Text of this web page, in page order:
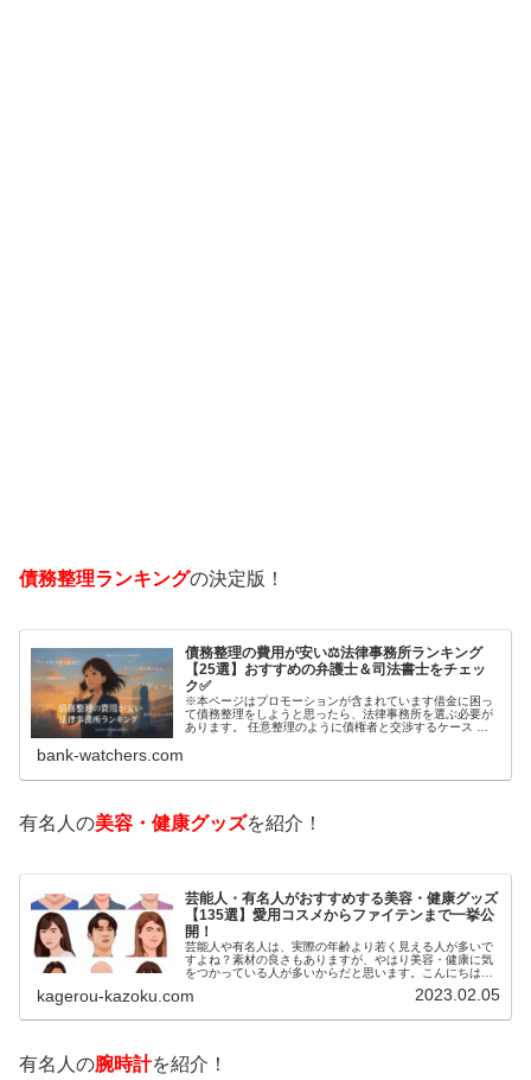
債務整理ランキングの決定版！
債務整理の費用が安い⚖️法律事務所ランキング
【25選】おすすめの弁護士＆司法書士をチェッ
ク✅
※本ページはプロモーションが含まれています借金に困っ
て債務整理をしようと思ったら、法律事務所を選ぶ必要が
あります。 任意整理のように債権者と交渉するケース 自
bank-watchers.com
有名人の美容・健康グッズを紹介！
芸能人・有名人がおすすめする美容・健康グッズ
【135選】愛用コスメからファイテンまで一挙公
開！
芸能人や有名人は、実際の年齢より若く見える人が多いで
すよね？素材の良さもありますが、やはり美容・健康に気
をつかっている人が多いからだと思います。こんにちは！
いるのでしょうか？今回は、芸能人…
kagerou-kazoku.com 2023.02.05
有名人の腕時計を紹介！